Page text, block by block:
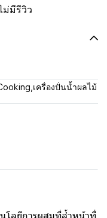
ม่มีรีวิว
เครื่องปั่นน้ำผลไม้
โลยีการผสมที่ล้ำหน้าที่